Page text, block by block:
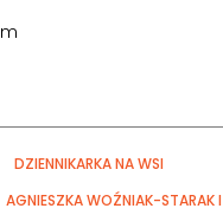
DZIENNIKARKA NA WSI
AGNIESZKA WOŹNIAK-STARAK I